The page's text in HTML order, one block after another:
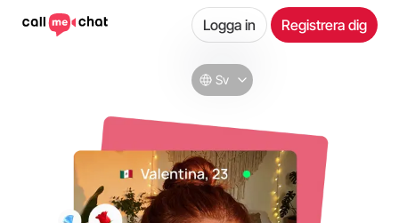
Sv
Logga in Registrera dig